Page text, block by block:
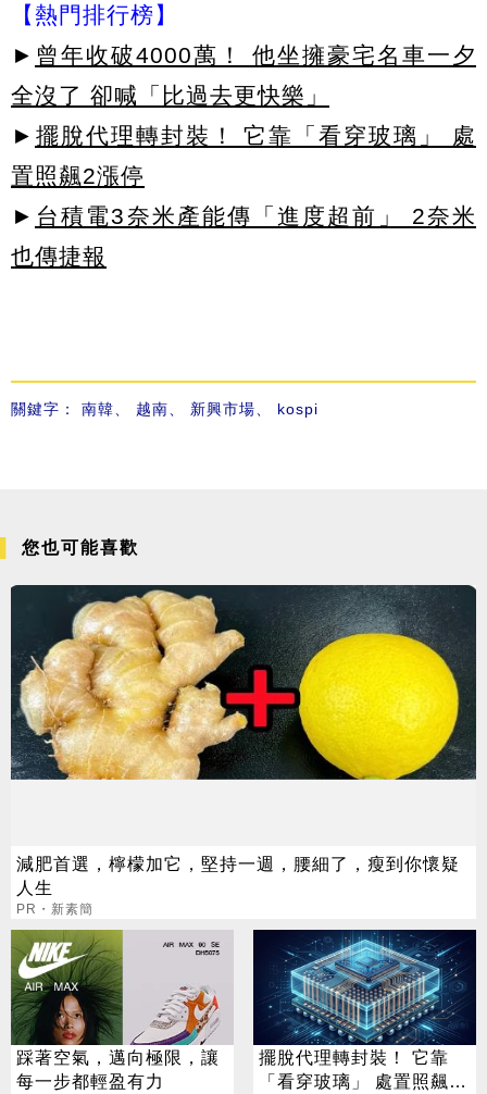
【熱門排行榜】
► 曾年收破4000萬！ 他坐擁豪宅名車一夕
全沒了 卻喊「比過去更快樂」
► 擺脫代理轉封裝！ 它靠「看穿玻璃」 處
置照飆2漲停
► 台積電3奈米產能傳「進度超前」 2奈米
也傳捷報
關鍵字： 南韓 越南 新興市場 kospi
您也可能喜歡
減肥首選，檸檬加它，堅持一週，腰細了，瘦到你懷疑
人生
PR・新素簡
踩著空氣，邁向極限，讓
每一步都輕盈有力
擺脫代理轉封裝！ 它靠
「看穿玻璃」 處置照飆2